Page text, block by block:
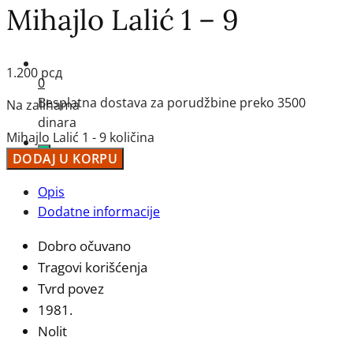
0
Besplatna dostava za porudžbine preko 3500
dinara
Mihajlo Lalić 1 – 9
1.200 рсд
Na zalihama
Mihajlo Lalić 1 - 9 količina
DODAJ U KORPU
Opis
Dodatne informacije
Dobro očuvano
Tragovi korišćenja
Tvrd povez
1981.
Nolit